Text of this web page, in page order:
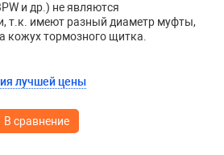
и др.) не являются
т.к. имеют разный диаметр муфты,
кожух тормозного щитка.
лучшей цены
В сравнение